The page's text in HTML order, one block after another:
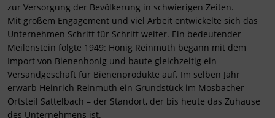
zur Versorgung der Bevölkerung in schwierigen Zeiten.
Mit großem Engagement und viel Arbeit entwickelte sich das
Unternehmen Schritt für Schritt weiter. Ein bedeutender
Meilenstein folgte 1949: Honig Reinmuth begann mit dem
Import von Bienenhonig und baute gleichzeitig ein
Versandgeschäft für Bienenprodukte auf. Im selben Jahr
erwarb Heinrich Reinmuth ein Grundstück im Mosbacher
Ortsteil Sattelbach – der Standort, der bis heute das Zuhause
des Unternehmens ist.